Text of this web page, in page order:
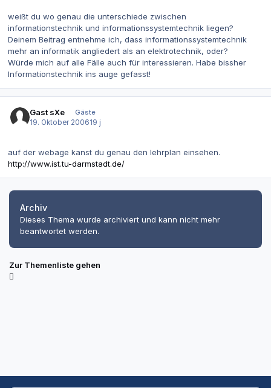
weißt du wo genau die unterschiede zwischen
informationstechnik und informationssystemtechnik liegen?
Deinem Beitrag entnehme ich, dass informationssystemtechnik
mehr an informatik angliedert als an elektrotechnik, oder?
Würde mich auf alle Fälle auch für interessieren. Habe bissher
Informationstechnik ins auge gefasst!
Gast sXe
Gäste
19. Oktober 200619 j
auf der webage kanst du genau den lehrplan einsehen.
http://www.ist.tu-darmstadt.de/
Archiv
Dieses Thema wurde archiviert und kann nicht mehr
beantwortet werden.
Zur Themenliste gehen